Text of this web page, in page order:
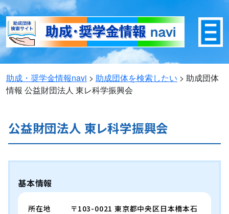
助成・奨学金情報navi > 助成団体を検索したい > 助成団体
情報 公益財団法人 東レ科学振興会
公益財団法人 東レ科学振興会
基本情報
所在地
〒103-0021 東京都中央区日本橋本石